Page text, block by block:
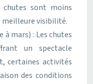
sont moins
meilleure visibilité.
à mars) : Les chutes
un spectacle
certaines activités
des conditions